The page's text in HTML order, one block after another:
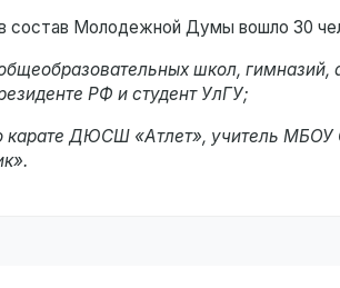
состав Молодежной Думы вошло 30
школ, гимназий,
РФ и студент УлГУ;
карате ДЮСШ «Атлет», учитель